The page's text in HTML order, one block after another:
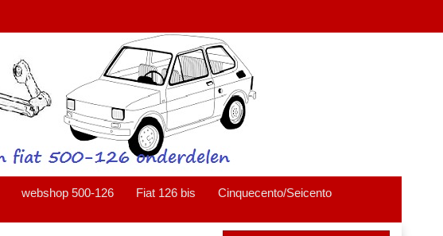
webshop 500-126 Fiat 126 bis
Cinquecento/Seicento